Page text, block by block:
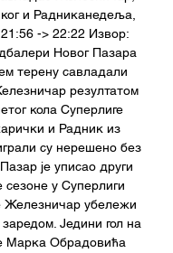
и Радниканедеља,
-> 22:22 Извор:
Новог Пазара
терену савладали
резултатом
кола Суперлиге
и Радник из
су нерешено без
је уписао други
сезоне у Суперлиги
Железничар убележи
Једини гол на
Марка Обрадовића